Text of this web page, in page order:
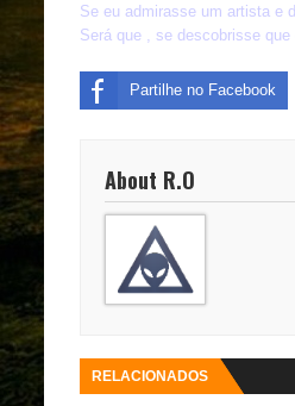
Se eu admirasse um artista e
Será que , se descobrisse
Partilhe no Facebook
About R.O
RELACIONADOS